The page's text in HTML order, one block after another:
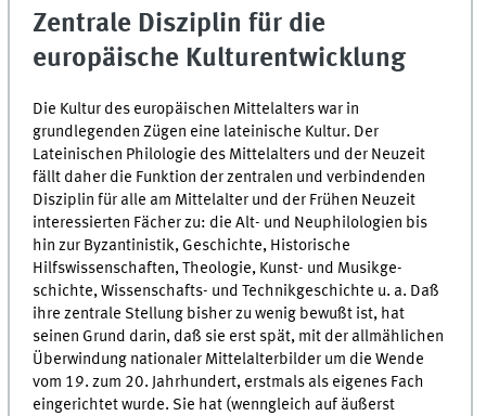
Zentrale Disziplin für die
europäische Kulturentwicklung
Die Kultur des europäischen Mittelalters war in
grundlegenden Zügen eine lateinische Kultur. Der
Lateinischen Philologie des Mittelalters und der Neuzeit
fällt daher die Funktion der zentralen und verbindenden
Disziplin für alle am Mittelalter und der Frühen Neuzeit
interessierten Fächer zu: die Alt- und Neuphilologien bis
hin zur By­zan­ti­nis­tik, Geschichte, Historische
Hilfswissenschaften, Theologie, Kunst- und Mu­sik­ge­
schich­te, Wissenschafts- und Technikgeschichte u. a. Daß
ihre zentrale Stel­lung bisher zu wenig bewußt ist, hat
seinen Grund darin, daß sie erst spät, mit der allmählichen
Überwindung nationaler Mittelalterbilder um die Wende
vom 19. zum 20. Jahrhundert, erstmals als eigenes Fach
eingerichtet wurde. Sie hat (wenngleich auf äußerst